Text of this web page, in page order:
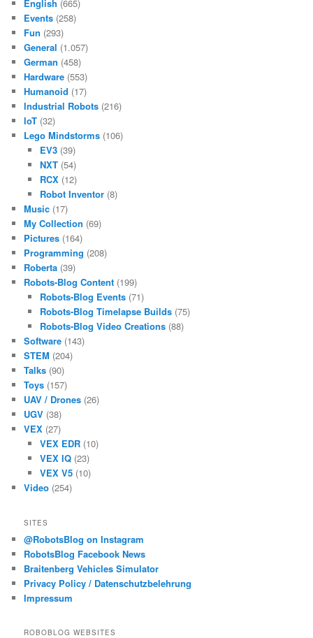
English (665)
Events (258)
Fun (293)
General (1.057)
German (458)
Hardware (553)
Humanoid (17)
Industrial Robots (216)
IoT (32)
Lego Mindstorms (106)
EV3(39)
NXT(54)
RCX(12)
Robot Inventor(8)
Music (17)
My Collection (69)
Pictures (164)
Programming (208)
Roberta (39)
Robots-Blog Content (199)
Robots-Blog Events(71)
Robots-Blog Timelapse Builds(75)
Robots-Blog Video Creations(88)
Software (143)
STEM (204)
Talks (90)
Toys (157)
UAV / Drones (26)
UGV (38)
VEX (27)
VEX EDR(10)
VEX IQ(23)
VEX V5(10)
Video (254)
SITES
@RobotsBlog on Instagram
RobotsBlog Facebook News
Braitenberg Vehicles Simulator
Privacy Policy / Datenschutzbelehrung
Impressum
ROBOBLOG WEBSITES